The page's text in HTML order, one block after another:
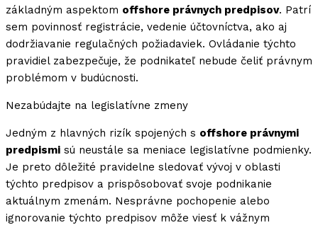
základným aspektom offshore právnych predpisov. Patrí
sem povinnosť registrácie, vedenie účtovníctva, ako aj
dodržiavanie regulačných požiadaviek. Ovládanie týchto
pravidiel zabezpečuje, že podnikateľ nebude čeliť právnym
problémom v budúcnosti.
Nezabúdajte na legislatívne zmeny
Jedným z hlavných rizík spojených s offshore právnymi
predpismi sú neustále sa meniace legislatívne podmienky.
Je preto dôležité pravidelne sledovať vývoj v oblasti
týchto predpisov a prispôsobovať svoje podnikanie
aktuálnym zmenám. Nesprávne pochopenie alebo
ignorovanie týchto predpisov môže viesť k vážnym